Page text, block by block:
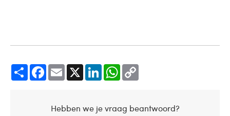
Share Facebook Email LinkedIn WhatsApp
Hebben we je vraag beantwoord?